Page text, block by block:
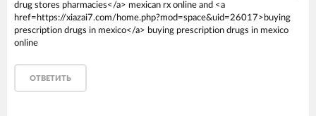
drug stores pharmacies</a> mexican rx online and <a
href=https://xiazai7.com/home.php?mod=space&uid=26017>buying
prescription drugs in mexico</a> buying prescription drugs in mexico
online
ОТВЕТИТЬ